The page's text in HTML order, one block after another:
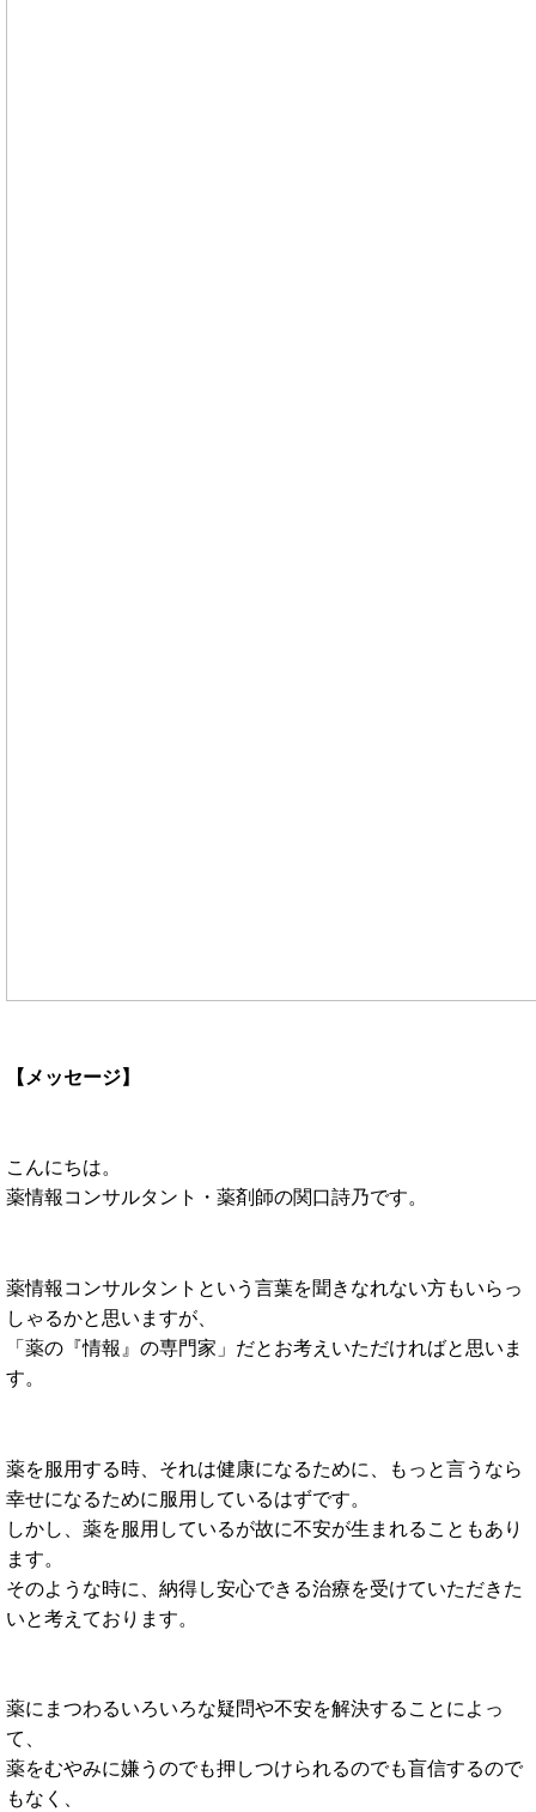
【メッセージ】
こんにちは。
薬情報コンサルタント・薬剤師の関口詩乃です。
薬情報コンサルタントという言葉を聞きなれない方もいらっ
しゃるかと思いますが、
「薬の『情報』の専門家」だとお考えいただければと思いま
す。
薬を服用する時、それは健康になるために、もっと言うなら
幸せになるために服用しているはずです。
しかし、薬を服用しているが故に不安が生まれることもあり
ます。
そのような時に、納得し安心できる治療を受けていただきた
いと考えております。
薬にまつわるいろいろな疑問や不安を解決することによっ
て、
薬をむやみに嫌うのでも押しつけられるのでも盲信するので
もなく、